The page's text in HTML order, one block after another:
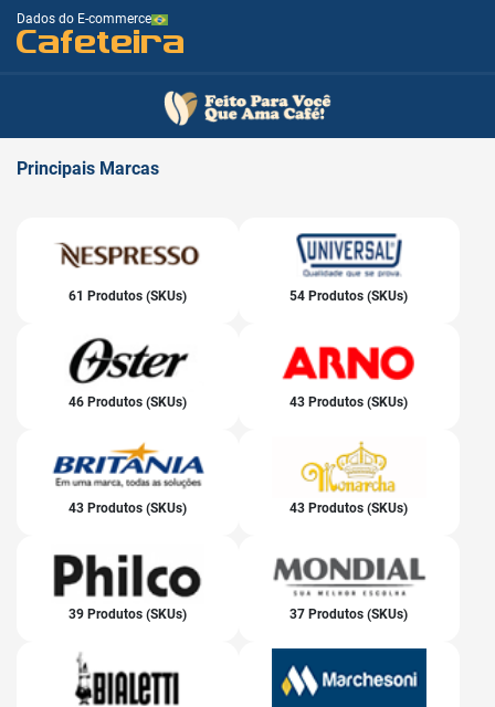
Dados do E-commerce
Cafeteira
Principais Marcas
61 Produtos (SKUs) 54 Produtos (SKUs)
46 Produtos (SKUs) 43 Produtos (SKUs)
43 Produtos (SKUs) 43 Produtos (SKUs)
39 Produtos (SKUs) 37 Produtos (SKUs)